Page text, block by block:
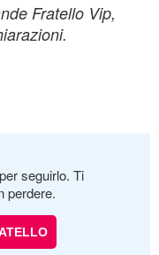
Fratello Vip,
seguirlo. Ti
perdere.